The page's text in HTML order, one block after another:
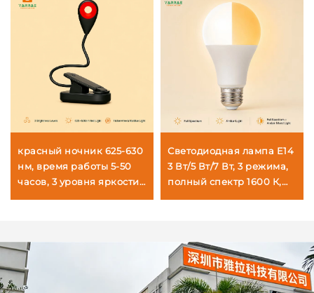
красный ночник 625-630
нм, время работы 5-50
часов, 3 уровня яркости,
черный корпус, быстрая
Светодиодная лампа E14
3 Вт/5 Вт/7 Вт, 3 режима,
полный спектр 1600 К,
4000 К и двойное